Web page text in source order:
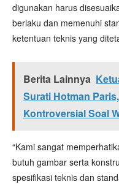
digunakan harus
berlaku dan memenuhi
ketentuan teknis yang
Berita Lainnya
Surati Hotman
Kontroversial Soal
“Kami sangat
butuh gambar serta
spesifikasi teknis dan